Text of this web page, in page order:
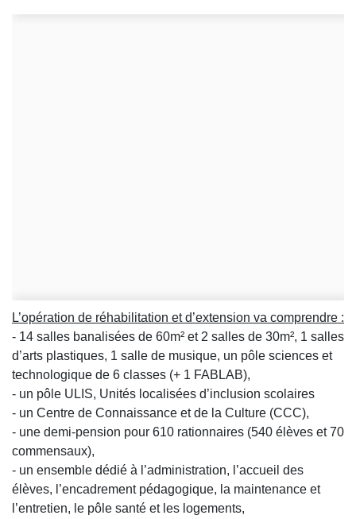
L’opération de réhabilitation et d’extension va comprendre :
- 14 salles banalisées de 60m² et 2 salles de 30m², 1 salles
d’arts plastiques, 1 salle de musique, un pôle sciences et
technologique de 6 classes (+ 1 FABLAB),
- un pôle ULIS, Unités localisées d’inclusion scolaires
- un Centre de Connaissance et de la Culture (CCC),
- une demi-pension pour 610 rationnaires (540 élèves et 70
commensaux),
- un ensemble dédié à l’administration, l’accueil des
élèves, l’encadrement pédagogique, la maintenance et
l’entretien, le pôle santé et les logements,